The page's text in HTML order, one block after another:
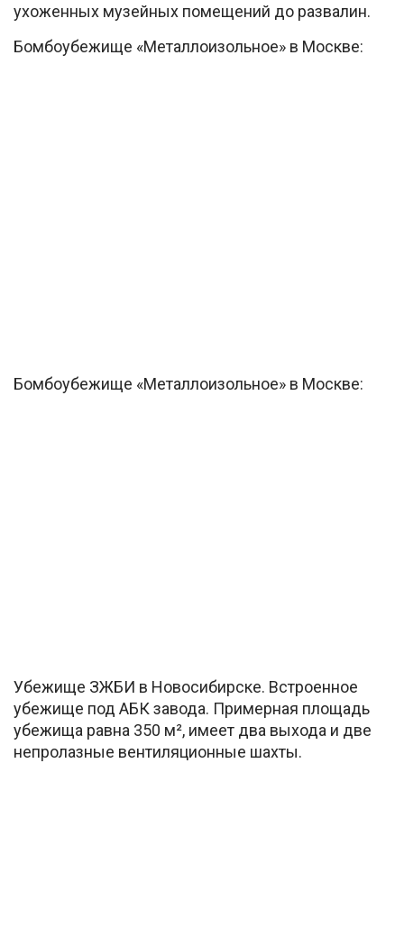
ухоженных музейных помещений до развалин.
Бомбоубежище «Металлоизольное» в Москве:
Бомбоубежище «Металлоизольное» в Москве:
Убежище ЗЖБИ в Новосибирске. Встроенное
убежище под АБК завода. Примерная площадь
убежища равна 350 м², имеет два выхода и две
непролазные вентиляционные шахты.